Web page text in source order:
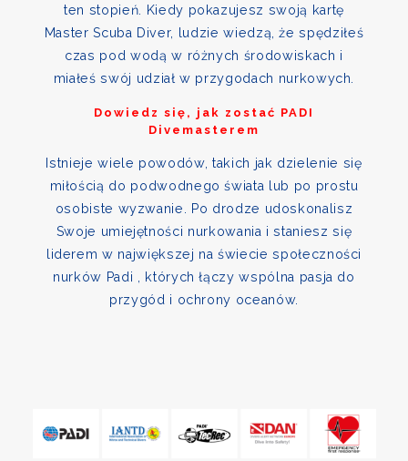
ten stopień. Kiedy pokazujesz swoją kartę
Master Scuba Diver, ludzie wiedzą, że spędziłeś
czas pod wodą w różnych środowiskach i
miałeś swój udział w przygodach nurkowych.
Dowiedz się, jak zostać PADI
Divemasterem
Istnieje wiele powodów, takich jak dzielenie się
miłością do podwodnego świata lub po prostu
osobiste wyzwanie. Po drodze udoskonalisz
Swoje umiejętności nurkowania i staniesz się
liderem w największej na świecie społeczności
nurków Padi , których łączy wspólna pasja do
przygód i ochrony oceanów.